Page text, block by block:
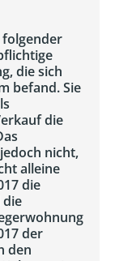
folgender
die sich
befand. Sie
die
nicht,
alleine
die
die
der
den